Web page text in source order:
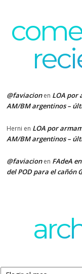
@faviacionen LOA por
AM/BM argentinos –
Herni en LOA por
AM/BM argentinos –
@faviacionen FAdeA
del POD para el cañón
Archivos